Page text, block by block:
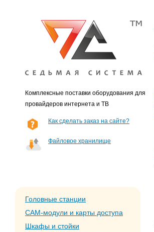
Комплексные поставки оборудования для
провайдеров интернета и ТВ
Как сделать заказ на сайте?
Файловое хранилище
Головные станции
CAM-модули и карты доступа
Шкафы и стойки